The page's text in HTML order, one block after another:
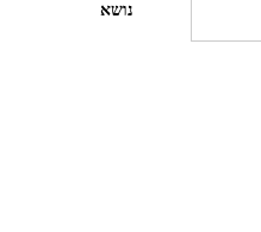
נושא